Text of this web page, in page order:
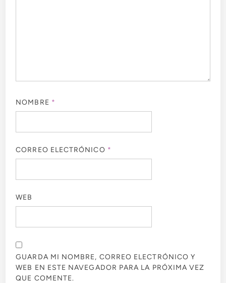
NOMBRE *
CORREO ELECTRÓNICO *
WEB
GUARDA MI NOMBRE, CORREO ELECTRÓNICO Y
WEB EN ESTE NAVEGADOR PARA LA PRÓXIMA VEZ
QUE COMENTE.